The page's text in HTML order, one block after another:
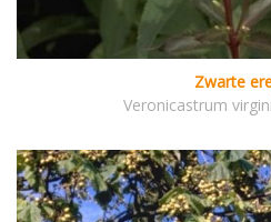
Zwarte
Veronicastrum